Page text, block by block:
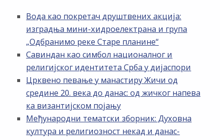
Вода као покретач друштвених акција:
изградња мини-хидроелектрана и група
„Одбранимо реке Старе планине“
Савиндан као симбол националног и
религијског идентитета Срба у дијаспори
Црквено певање у манастиру Жичи од
средине 20. века до данас: од жичког напева
ка византијском појању
Међународни тематски зборник: Духовна
култура и религиозност некад и данас-